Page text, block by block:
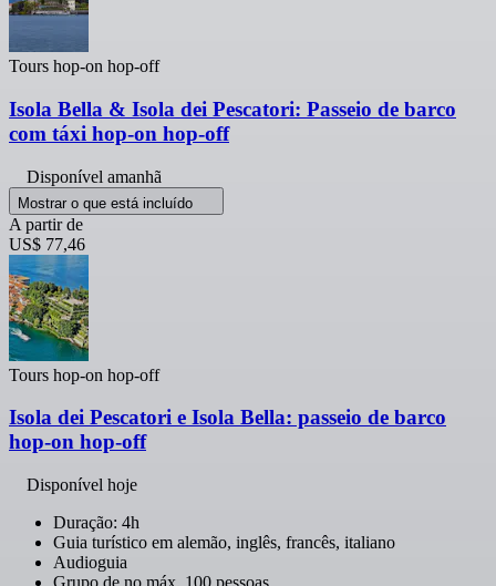
Tours hop-on hop-off
Isola Bella & Isola dei Pescatori: Passeio de barco
com táxi hop-on hop-off
Disponível amanhã
Mostrar o que está incluído
A partir de
US$ 77,46
Tours hop-on hop-off
Isola dei Pescatori e Isola Bella: passeio de barco
hop-on hop-off
Disponível hoje
Duração: 4h
Guia turístico em alemão, inglês, francês, italiano
Audioguia